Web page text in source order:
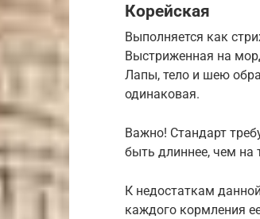
Корейская
Выполняется как
Выстриженная на
Лапы, тело и шею
одинаковая.
Важно! Стандарт
быть длиннее, чем на
К недостаткам
каждого кормления